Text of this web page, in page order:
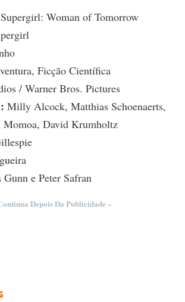
Supergirl: Woman of Tomorrow
Ficção Científica
/ Warner Bros. Pictures
Milly Alcock, Matthias Schoenaerts,
Momoa, David Krumholtz
Gunn e Peter Safran
Depois Da Publicidade –